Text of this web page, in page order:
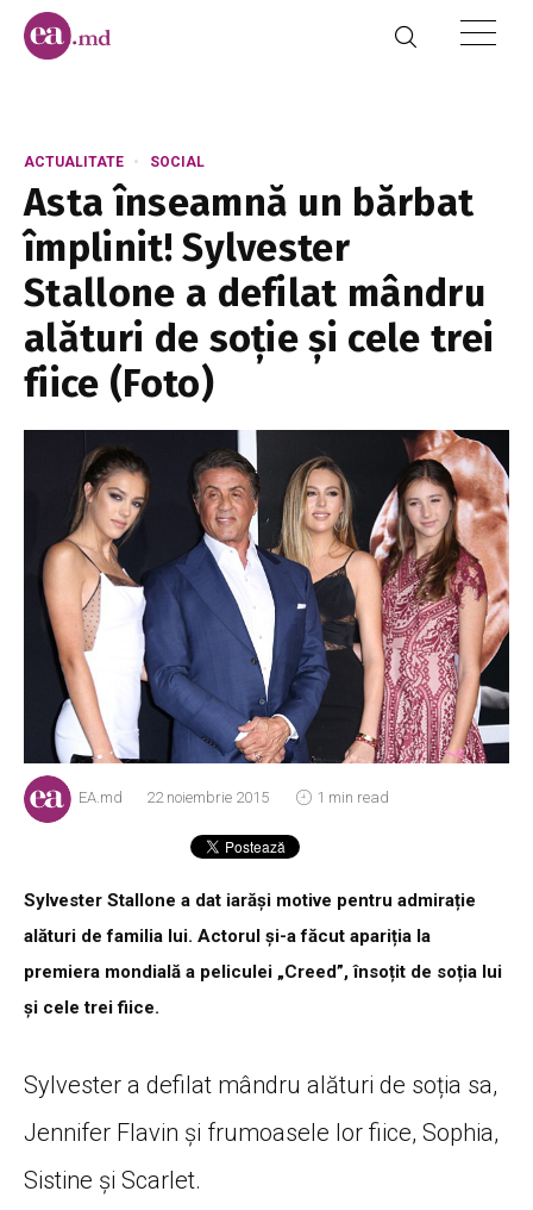
ACTUALITATE SOCIAL
Asta înseamnă un bărbat
împlinit! Sylvester
Stallone a defilat mândru
alături de soție și cele trei
fiice (Foto)
EA.md 22 noiembrie 2015 1 min read
Sylvester Stallone a dat iarăși motive pentru admirație
alături de familia lui. Actorul și-a făcut apariția la
premiera mondială a peliculei „Creed”, însoțit de soția lui
și cele trei fiice.
Sylvester a defilat mândru alături de soția sa,
Jennifer Flavin și frumoasele lor fiice, Sophia,
Sistine și Scarlet.